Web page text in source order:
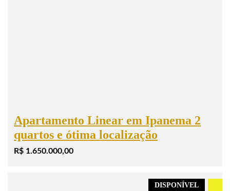
Apartamento Linear em Ipanema 2
quartos e ótima localização
R$ 1.650.000,00
DISPONÍVEL